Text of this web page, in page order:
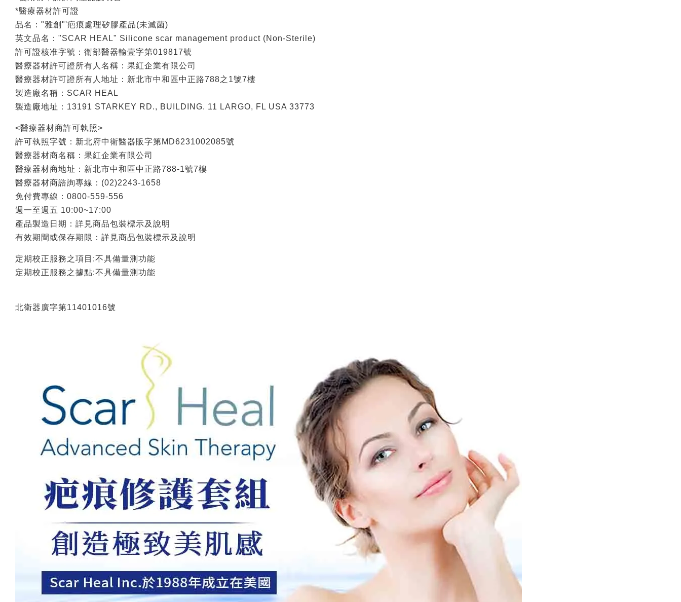
*醫療器材許可證
品名："雅創"'疤痕處理矽膠產品(未滅菌)
英文品名："SCAR HEAL" Silicone scar management product (Non-Sterile)
許可證核准字號：衛部醫器輸壹字第019817號
醫療器材許可證所有人名稱：果紅企業有限公司
醫療器材許可證所有人地址：新北市中和區中正路788之1號7樓
製造廠名稱：SCAR HEAL
製造廠地址：13191 STARKEY RD., BUILDING. 11 LARGO, FL USA 33773
<醫療器材商許可執照>
許可執照字號：新北府中衛醫器販字第MD6231002085號
醫療器材商名稱：果紅企業有限公司
醫療器材商地址：新北市中和區中正路788-1號7樓
醫療器材商諮詢專線：(02)2243-1658
免付費專線：0800-559-556
週一至週五 10:00~17:00
產品製造日期：詳見商品包裝標示及說明
有效期間或保存期限：詳見商品包裝標示及說明
定期校正服務之項目:不具備量測功能
定期校正服務之據點:不具備量測功能
北衛器廣字第11401016號